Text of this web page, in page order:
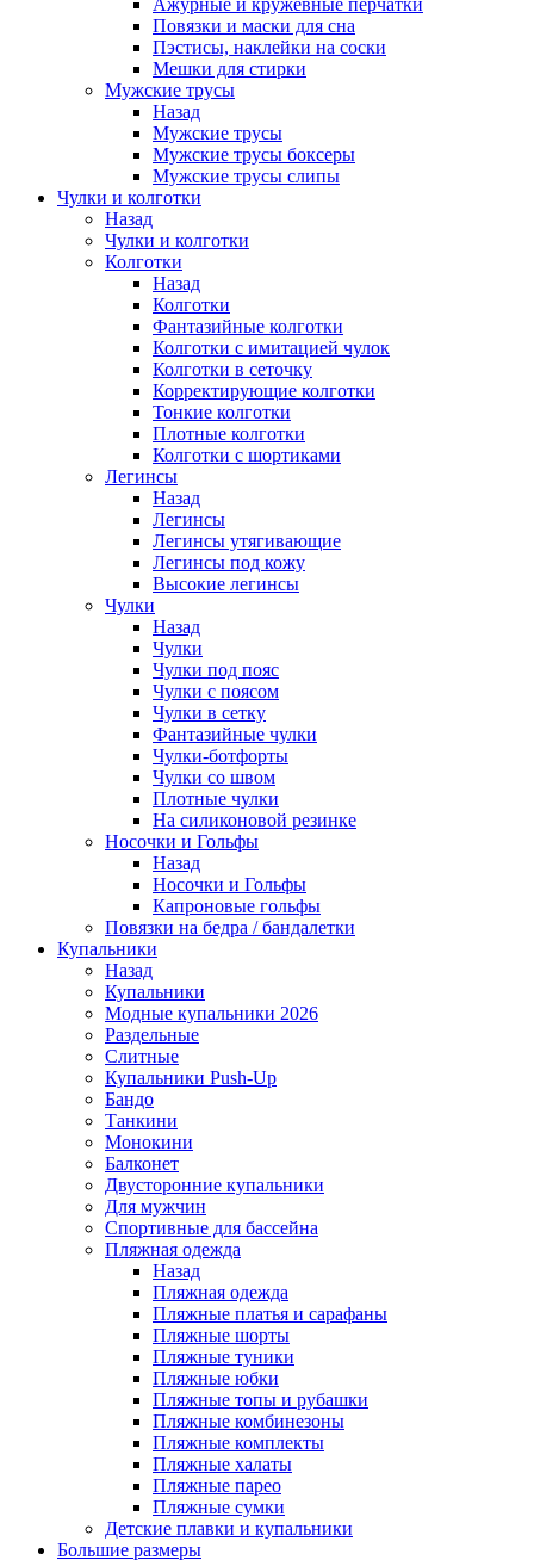
Ажурные и кружевные перчатки
Повязки и маски для сна
Пэстисы, наклейки на соски
Мешки для стирки
Мужские трусы
Назад
Мужские трусы
Мужские трусы боксеры
Мужские трусы слипы
Чулки и колготки
Назад
Чулки и колготки
Колготки
Назад
Колготки
Фантазийные колготки
Колготки с имитацией чулок
Колготки в сеточку
Корректирующие колготки
Тонкие колготки
Плотные колготки
Колготки с шортиками
Легинсы
Назад
Легинсы
Легинсы утягивающие
Легинсы под кожу
Высокие легинсы
Чулки
Назад
Чулки
Чулки под пояс
Чулки с поясом
Чулки в сетку
Фантазийные чулки
Чулки-ботфорты
Чулки со швом
Плотные чулки
На силиконовой резинке
Носочки и Гольфы
Назад
Носочки и Гольфы
Капроновые гольфы
Повязки на бедра / бандалетки
Купальники
Назад
Купальники
Модные купальники 2026
Раздельные
Слитные
Купальники Push-Up
Бандо
Танкини
Монокини
Балконет
Двусторонние купальники
Для мужчин
Спортивные для бассейна
Пляжная одежда
Назад
Пляжная одежда
Пляжные платья и сарафаны
Пляжные шорты
Пляжные туники
Пляжные юбки
Пляжные топы и рубашки
Пляжные комбинезоны
Пляжные комплекты
Пляжные халаты
Пляжные парео
Пляжные сумки
Детские плавки и купальники
Большие размеры